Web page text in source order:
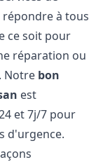
à tous
ce soit pour
réparation ou
Notre bon
est
et 7j/7 pour
d'urgence.